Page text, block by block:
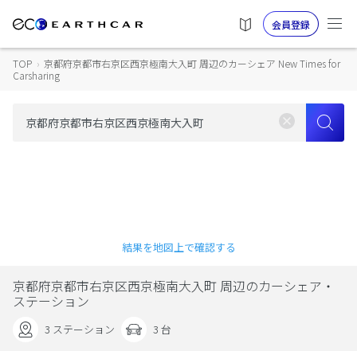
会員登録
TOP › 京都府京都市右京区西京極南大入町 周辺のカーシェア New Times for
Carsharing
結果を地図上で確認する
京都府京都市右京区西京極南大入町 周辺のカーシェア・
ステーション
3 ステーション 3 台